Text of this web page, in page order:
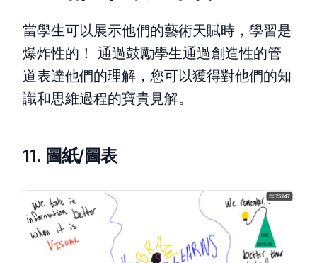
當學生可以展示他們的藝術天賦時，學習是
爆炸性的！ 通過鼓勵學生通過創造性的管
道表達他們的理解，您可以獲得對他們的知
識和思維過程的寶貴見解。
11. 圖紙/圖表